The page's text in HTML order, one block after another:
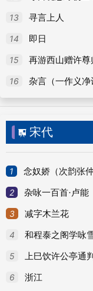
60 庄恪太子挽词二
61 哭费拾遗征君
62 哭砚山孙道士
63 哭贾岛二首
64
65 喜览泾州卢侍
66 喜览裴中丞诗
67
68 听僧云端讲经
69 腊日猎
闻魏州破贼
下第
13 寻言上人
14 即日
15 再游西山赠许尊
16 杂言（一作义净
 宋代
1 念奴娇（次韵张
2 杂咏一百首·卢能
3 减字木兰花
4 和程泰之阁学咏
5 上巳饮许公亭通
6 浙江